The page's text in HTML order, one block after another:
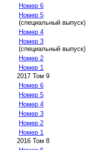
Номер 6
Номер 5
(специальный выпуск)
Номер 4
Номер 3
(специальный выпуск)
Номер 2
Номер 1
2017 Том 9
Номер 6
Номер 5
Номер 4
Номер 3
Номер 2
Номер 1
2016 Том 8